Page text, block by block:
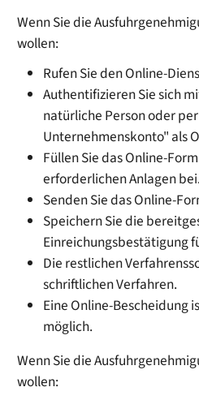
Wenn Sie die
wollen:
Rufen Sie den Online-
Authentifizieren Sie sich
natürliche Person oder
Unternehmenskonto" als
Füllen Sie das Online-
erforderlichen Anlagen bei.
Senden Sie das Online-
Speichern Sie die
Einreichungsbestätigung
Die restlichen
schriftlichen Verfahren.
Eine Online-Bescheidung
möglich.
Wenn Sie die
wollen: